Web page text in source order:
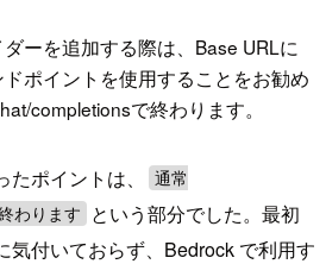
ーを追加する際は、Base URLに
ポイントを使用することをお勧め
completionsで終わります。
ポイントは、
通常
わります
という部分でした。最初
気付いておらず、Bedrock で利用す